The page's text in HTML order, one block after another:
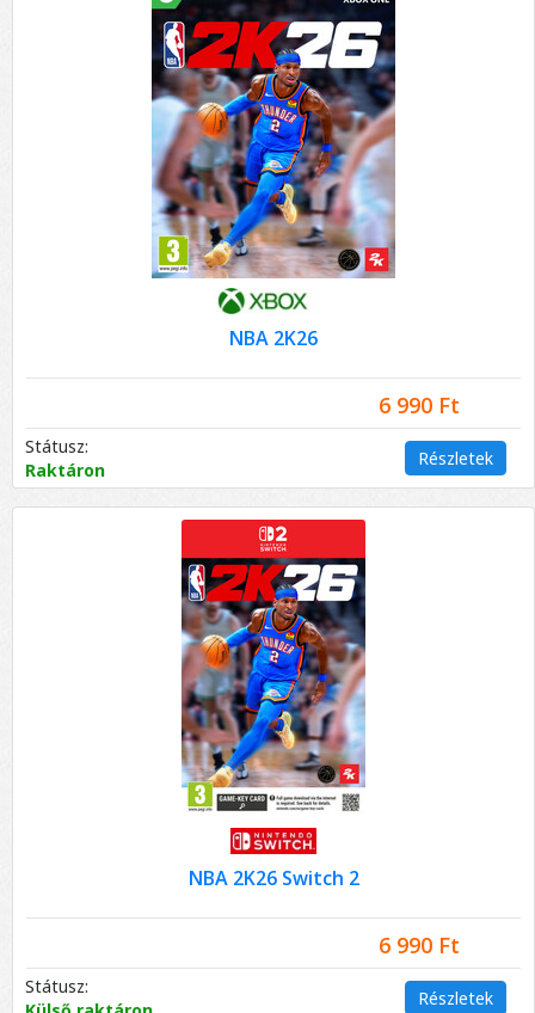
NBA 2K26
6 990 Ft
Státusz:
Raktáron
Részletek
NBA 2K26 Switch 2
6 990 Ft
Státusz:
Részletek